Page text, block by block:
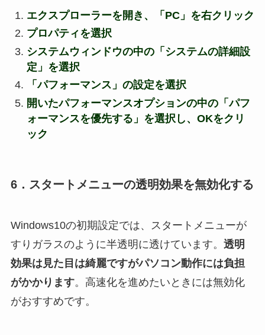
エクスプローラーを開き、「PC」を右クリック
プロパティを選択
システムウィンドウの中の「システムの詳細設
定」を選択
「パフォーマンス」の設定を選択
開いたパフォーマンスオプションの中の「パフ
ォーマンスを優先する」を選択し、OKをクリ
ック
6．スタートメニューの透明効果を無効化する
Windows10の初期設定では、スタートメニューが
すりガラスのように半透明に透けています。 透明
効果は見た目は綺麗ですがパソコン動作には負担
がかかります。高速化を進めたいときには無効化
がおすすめです。